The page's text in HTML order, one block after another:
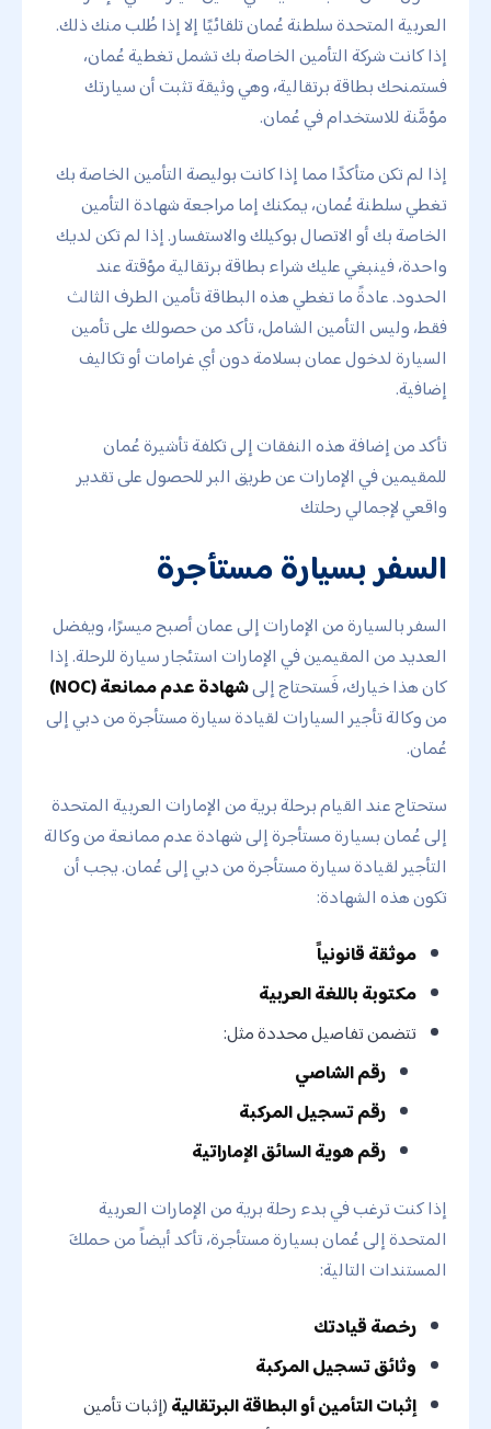
العربية المتحدة سلطنة عُمان تلقائيًا إلا إذا طُلب منك ذلك.
إذا كانت شركة التأمين الخاصة بك تشمل تغطية عُمان،
فستمنحك بطاقة برتقالية، وهي وثيقة تثبت أن سيارتك
مؤمَّنة للاستخدام في عُمان.
إذا لم تكن متأكدًا مما إذا كانت بوليصة التأمين الخاصة بك
تغطي سلطنة عُمان، يمكنك إما مراجعة شهادة التأمين
الخاصة بك أو الاتصال بوكيلك والاستفسار. إذا لم تكن لديك
واحدة، فينبغي عليك شراء بطاقة برتقالية مؤقتة عند
الحدود. عادةً ما تغطي هذه البطاقة تأمين الطرف الثالث
فقط، وليس التأمين الشامل، تأكد من حصولك على تأمين
السيارة لدخول عمان بسلامة دون أي غرامات أو تكاليف
إضافية.
تأكد من إضافة هذه النفقات إلى تكلفة تأشيرة عُمان
للمقيمين في الإمارات عن طريق البر للحصول على تقدير
واقعي لإجمالي رحلتك
السفر بسيارة مستأجرة
السفر بالسيارة من الإمارات إلى عمان أصبح ميسرًا، ويفضل
العديد من المقيمين في الإمارات استئجار سيارة للرحلة. إذا
كان هذا خيارك، فَستحتاج إلىشهادة عدم ممانعة (NOC)
من وكالة تأجير السيارات لقيادة سيارة مستأجرة من دبي إلى
عُمان.
ستحتاج عند القيام برحلة برية من الإمارات العربية المتحدة
إلى عُمان بسيارة مستأجرة إلى شهادة عدم ممانعة من وكالة
التأجير لقيادة سيارة مستأجرة من دبي إلى عُمان. يجب أن
تكون هذه الشهادة:
موثقة قانونياً
مكتوبة باللغة العربية
تتضمن تفاصيل محددة مثل:
رقم الشاصي
رقم تسجيل المركبة
رقم هوية السائق الإماراتية
إذا كنت ترغب في بدء رحلة برية من الإمارات العربية
المتحدة إلى عُمان بسيارة مستأجرة، تأكد أيضاً من حملكَ
المستندات التالية:
رخصة قيادتك
وثائق تسجيل المركبة
إثبات التأمين أو البطاقة البرتقالية(إثبات تأمين